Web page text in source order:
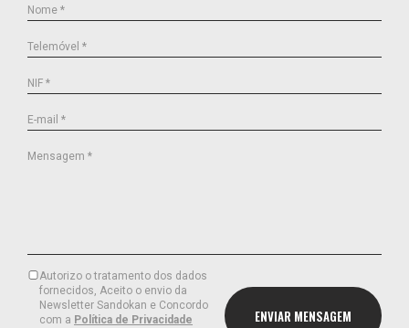
Nome *
Telemóvel *
NIF *
E-mail *
Mensagem *
Autorizo o tratamento dos dados
fornecidos, Aceito o envio da
Newsletter Sandokan e Concordo
com a Política de Privacidade